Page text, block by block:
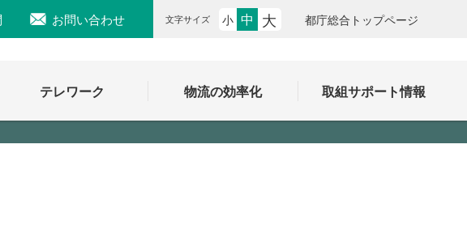
お問い合わせ 文字サイズ 小 中 大 都庁総合トップページ
テレワーク 物流の効率化 取組サポート情報